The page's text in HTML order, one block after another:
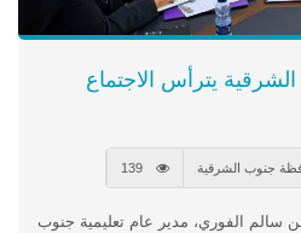
يترأس الاجتماع
جنوب الشرقية
سالم الفوري، مدير عام تعليمية جنوب